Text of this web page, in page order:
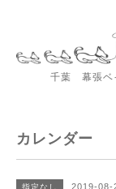
千葉 幕張ベ
カレンダー
指定なし 2019-08-